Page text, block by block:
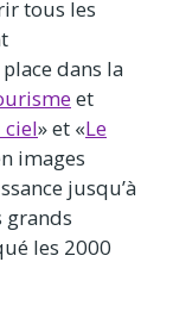
tous les
dans la
et
ciel» et «Le
images
jusqu’à
grands
les 2000